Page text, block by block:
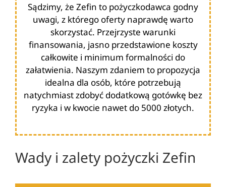
Sądzimy, że Zefin to pożyczkodawca godny
uwagi, z którego oferty naprawdę warto
skorzystać. Przejrzyste warunki
finansowania, jasno przedstawione koszty
całkowite i minimum formalności do
załatwienia. Naszym zdaniem to propozycja
idealna dla osób, które potrzebują
natychmiast zdobyć dodatkową gotówkę bez
ryzyka i w kwocie nawet do 5000 złotych.
Wady i zalety pożyczki Zefin